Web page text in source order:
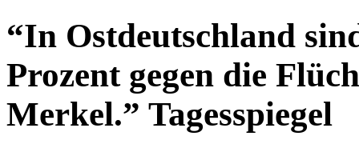
“In Ostdeutschland
Prozent gegen die
Merkel.” Tagesspiegel